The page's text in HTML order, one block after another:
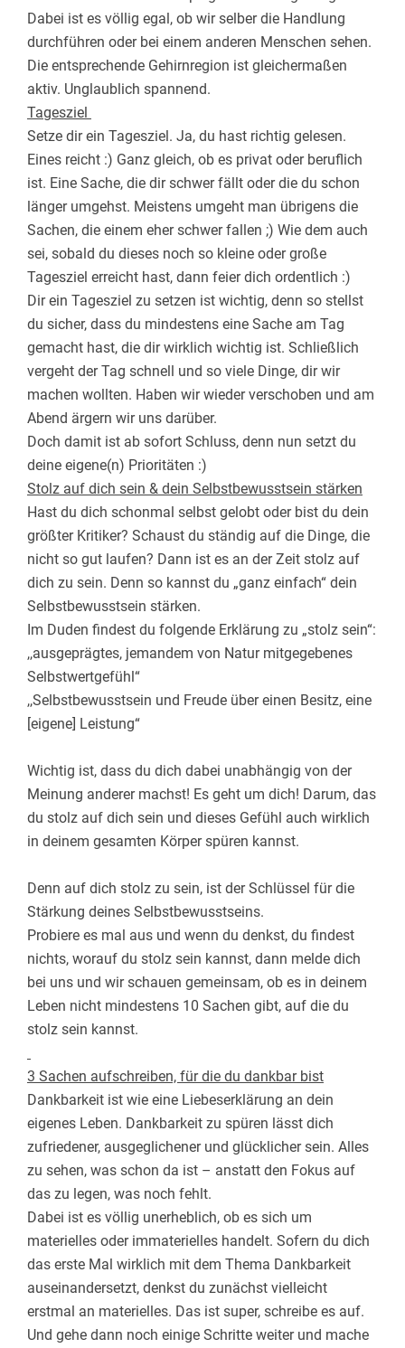
Dabei ist es völlig egal, ob wir selber die Handlung
durchführen oder bei einem anderen Menschen sehen.
Die entsprechende Gehirnregion ist gleichermaßen
aktiv. Unglaublich spannend.
Tagesziel
Setze dir ein Tagesziel. Ja, du hast richtig gelesen.
Eines reicht :) Ganz gleich, ob es privat oder beruflich
ist. Eine Sache, die dir schwer fällt oder die du schon
länger umgehst. Meistens umgeht man übrigens die
Sachen, die einem eher schwer fallen ;) Wie dem auch
sei, sobald du dieses noch so kleine oder große
Tagesziel erreicht hast, dann feier dich ordentlich :)
Dir ein Tagesziel zu setzen ist wichtig, denn so stellst
du sicher, dass du mindestens eine Sache am Tag
gemacht hast, die dir wirklich wichtig ist. Schließlich
vergeht der Tag schnell und so viele Dinge, dir wir
machen wollten. Haben wir wieder verschoben und am
Abend ärgern wir uns darüber.
Doch damit ist ab sofort Schluss, denn nun setzt du
deine eigene(n) Prioritäten :)
Stolz auf dich sein & dein Selbstbewusstsein stärken
Hast du dich schonmal selbst gelobt oder bist du dein
größter Kritiker? Schaust du ständig auf die Dinge, die
nicht so gut laufen? Dann ist es an der Zeit stolz auf
dich zu sein. Denn so kannst du „ganz einfach“ dein
Selbstbewusstsein stärken.
Im Duden findest du folgende Erklärung zu „stolz sein“:
,,ausgeprägtes, jemandem von Natur mitgegebenes
Selbstwertgefühl“
,,Selbstbewusstsein und Freude über einen Besitz, eine
[eigene] Leistung“
Wichtig ist, dass du dich dabei unabhängig von der
Meinung anderer machst! Es geht um dich! Darum, das
du stolz auf dich sein und dieses Gefühl auch wirklich
in deinem gesamten Körper spüren kannst.
Denn auf dich stolz zu sein, ist der Schlüssel für die
Stärkung deines Selbstbewusstseins.
Probiere es mal aus und wenn du denkst, du findest
nichts, worauf du stolz sein kannst, dann melde dich
bei uns und wir schauen gemeinsam, ob es in deinem
Leben nicht mindestens 10 Sachen gibt, auf die du
stolz sein kannst.
3 Sachen aufschreiben, für die du dankbar bist
Dankbarkeit ist wie eine Liebeserklärung an dein
eigenes Leben. Dankbarkeit zu spüren lässt dich
zufriedener, ausgeglichener und glücklicher sein. Alles
zu sehen, was schon da ist – anstatt den Fokus auf
das zu legen, was noch fehlt.
Dabei ist es völlig unerheblich, ob es sich um
materielles oder immaterielles handelt. Sofern du dich
das erste Mal wirklich mit dem Thema Dankbarkeit
auseinandersetzt, denkst du zunächst vielleicht
erstmal an materielles. Das ist super, schreibe es auf.
Und gehe dann noch einige Schritte weiter und mache